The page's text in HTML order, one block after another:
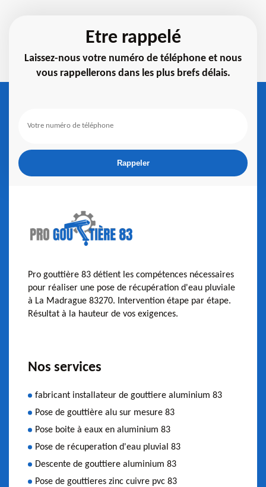
Etre rappelé
Laissez-nous votre numéro de téléphone et nous
vous rappellerons dans les plus brefs délais.
Pro gouttière 83 détient les compétences nécessaires
pour réaliser une pose de récupération d'eau pluviale
à La Madrague 83270. Intervention étape par étape.
Résultat à la hauteur de vos exigences.
Nos services
fabricant installateur de gouttiere aluminium 83
Pose de gouttière alu sur mesure 83
Pose boite à eaux en aluminium 83
Pose de récuperation d'eau pluvial 83
Descente de gouttiere aluminium 83
Pose de gouttieres zinc cuivre pvc 83